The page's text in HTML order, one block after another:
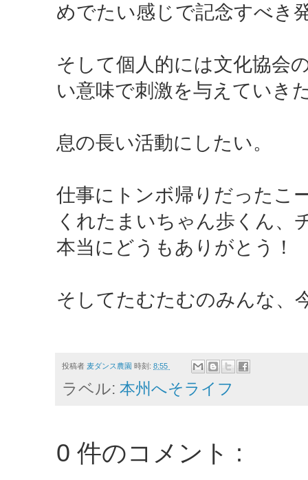
めでたい感じで記念すべき
そして個人的には文化協会
い意味で刺激を与えていき
息の長い活動にしたい。
仕事にトンボ帰りだったこ
くれたまいちゃん歩くん、
本当にどうもありがとう！
そしてたむたむのみんな、
投稿者 麦ダンス農園 時刻: 8:55
ラベル: 本州へそライフ
0 件のコメント :